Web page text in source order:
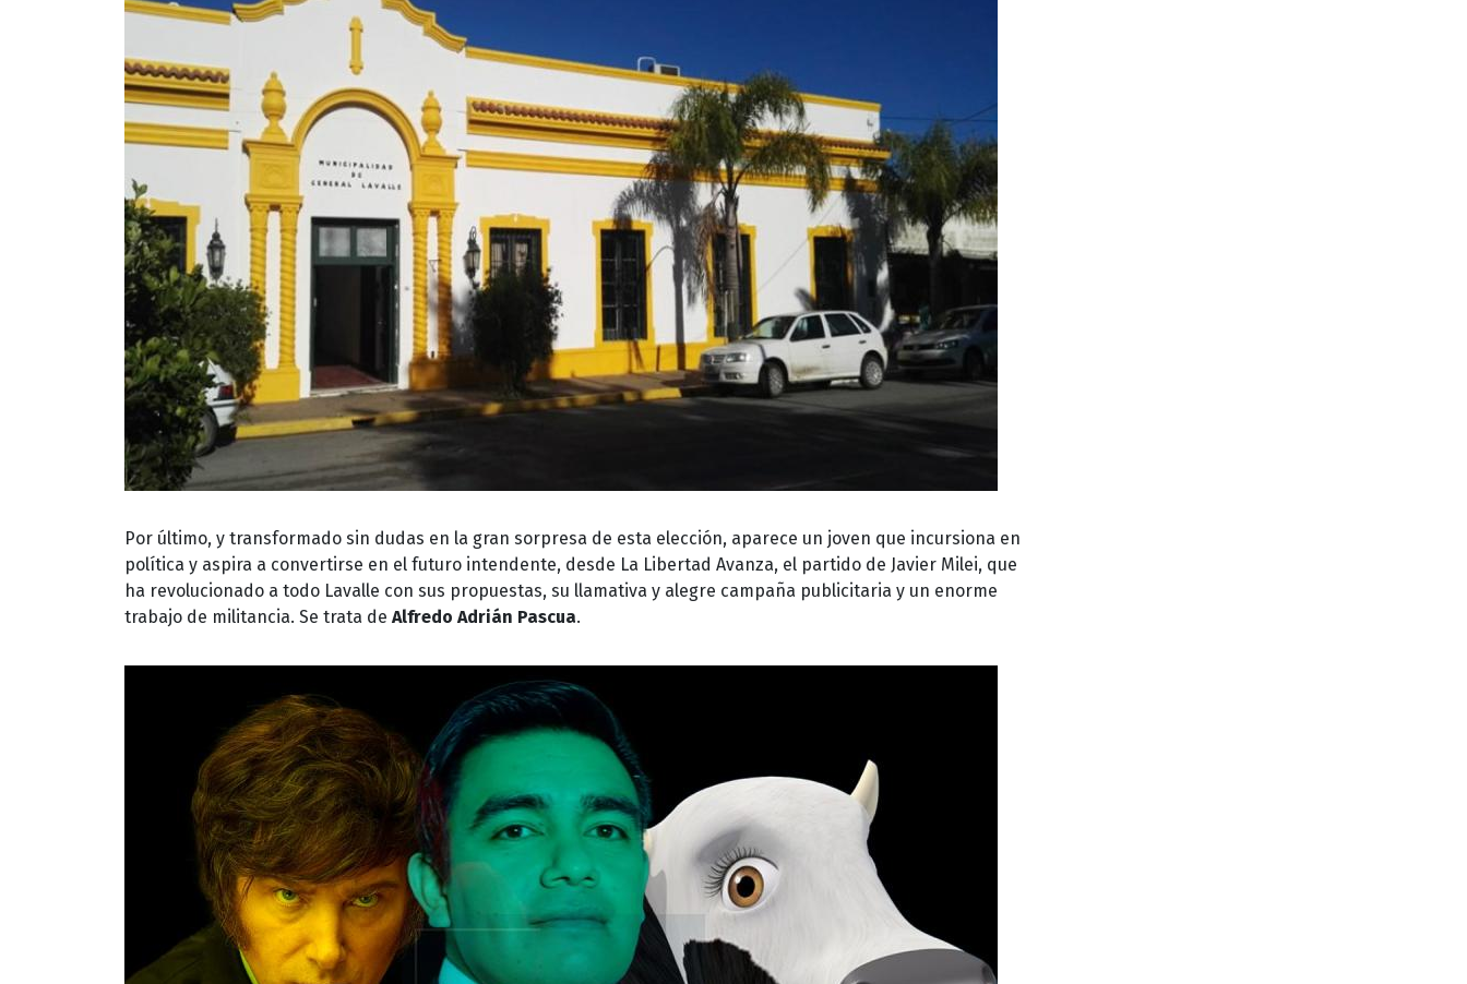
Por último, y transformado sin dudas en la gran sorpresa de esta elección, aparece un joven que incursiona en
política y aspira a convertirse en el futuro intendente, desde La Libertad Avanza, el partido de Javier Milei, que
ha revolucionado a todo Lavalle con sus propuestas, su llamativa y alegre campaña publicitaria y un enorme
trabajo de militancia. Se trata de Alfredo Adrián Pascua.